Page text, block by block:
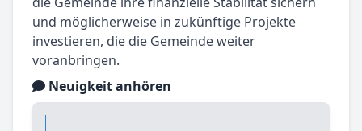
und möglicherweise in zukünftige Projekte
investieren, die die Gemeinde weiter
voranbringen.
Neuigkeit anhören